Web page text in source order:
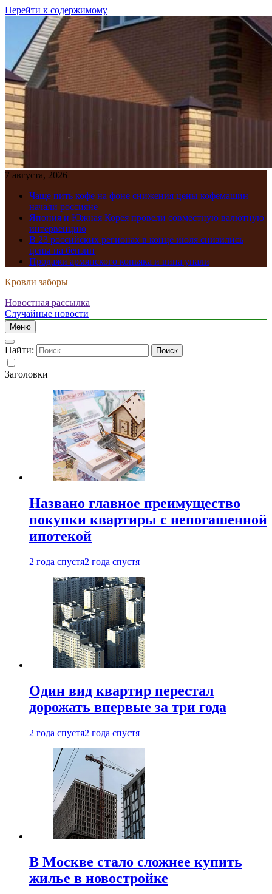
Перейти к содержимому
7 августа, 2026
Чаще пить кофе на фоне снижения цены кофемашин
начали россияне
Япония и Южная Корея провели совместную валютную
интервенцию
В 23 российских регионах в конце июля снизились
цены на бензин
Продажи армянского коньяка и вина упали
Кровли заборы
Новостная рассылка
Случайные новости
Меню
Найти:
Заголовки
Названо главное преимущество
покупки квартиры с непогашенной
ипотекой
2 года спустя2 года спустя
Один вид квартир перестал
дорожать впервые за три года
2 года спустя2 года спустя
В Москве стало сложнее купить
жилье в новостройке